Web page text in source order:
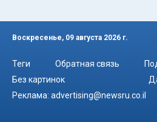
Воскресенье, 09 августа 2026 г.
Теги Обратная связь
Без картинок
Реклама: advertising@newsru.co.il